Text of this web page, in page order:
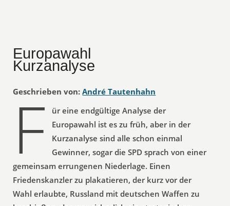
Europawahl
Kurzanalyse
Geschrieben von: André Tautenhahn
F
ür eine endgültige Analyse der
Europawahl ist es zu früh, aber in der
Kurzanalyse sind alle schon einmal
Gewinner, sogar die SPD sprach von einer
gemeinsam errungenen Niederlage. Einen
Friedenskanzler zu plakatieren, der kurz vor der
Wahl erlaubte, Russland mit deutschen Waffen zu